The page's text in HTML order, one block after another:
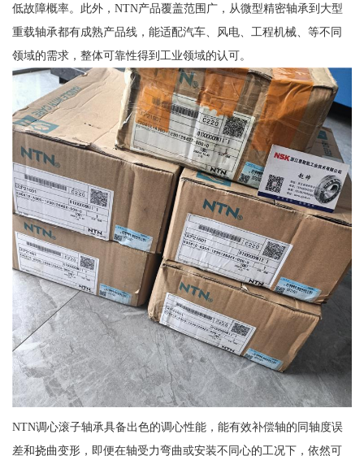
低故障概率。此外，NTN产品覆盖范围广，从微型精密轴承到大型
重载轴承都有成熟产品线，能适配汽车、风电、工程机械、等不同
领域的需求，整体可靠性得到工业领域的认可。
NTN调心滚子轴承具备出色的调心性能，能有效补偿轴的同轴度误
差和挠曲变形，即便在轴受力弯曲或安装不同心的工况下，依然可